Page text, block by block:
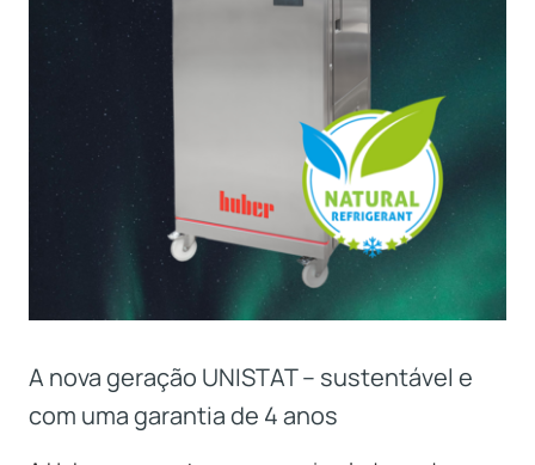
A nova geração UNISTAT – sustentável e
com uma garantia de 4 anos